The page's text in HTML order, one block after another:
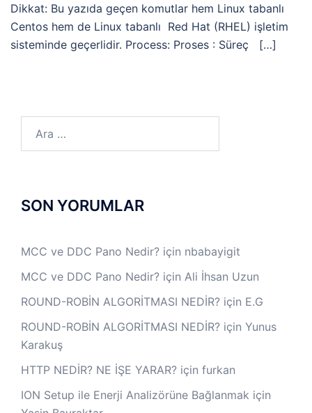
Dikkat: Bu yazıda geçen komutlar hem Linux tabanlı
Centos hem de Linux tabanlı Red Hat (RHEL) işletim
sisteminde geçerlidir. Process: Proses : Süreç […]
SON YORUMLAR
MCC ve DDC Pano Nedir? için nbabayigit
MCC ve DDC Pano Nedir? için Ali İhsan Uzun
ROUND-ROBİN ALGORİTMASI NEDİR? için E.G
ROUND-ROBİN ALGORİTMASI NEDİR? için Yunus
Karakuş
HTTP NEDİR? NE İŞE YARAR? için furkan
ION Setup ile Enerji Analizörüne Bağlanmak için